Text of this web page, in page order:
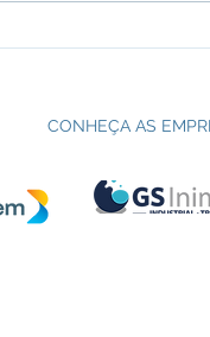
CONHEÇA AS